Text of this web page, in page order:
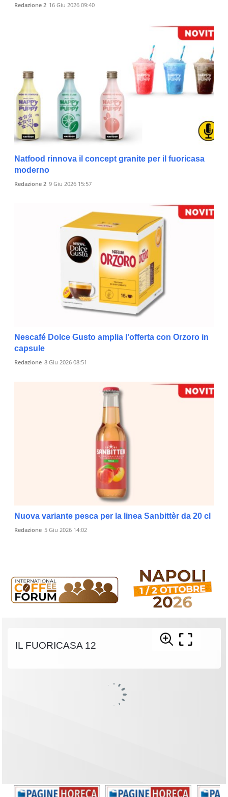
Redazione 2 16 Giu 2026 09:40
Natfood rinnova il concept granite per il fuoricasa
moderno
Redazione 2 9 Giu 2026 15:57
Nescafé Dolce Gusto amplia l’offerta con Orzoro in
capsule
Redazione 8 Giu 2026 08:51
Nuova variante pesca per la linea Sanbittèr da 20 cl
Redazione 5 Giu 2026 14:02